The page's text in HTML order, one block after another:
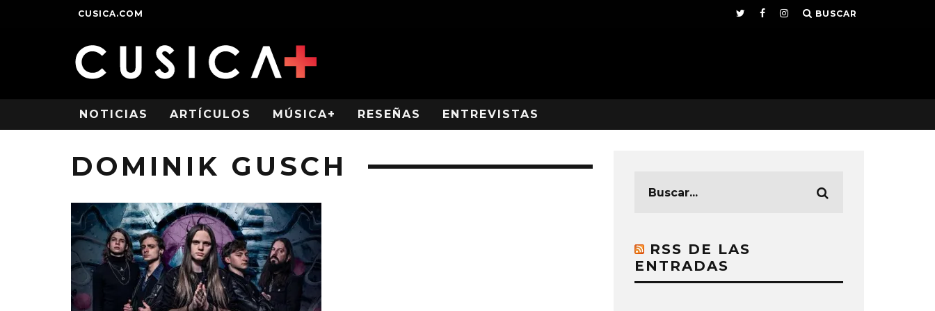
CUSICA.COM BUSCAR
NOTICIAS ARTÍCULOS MÚSICA+ RESEÑAS ENTREVISTAS
DOMINIK GUSCH
RSS DE LAS
ENTRADAS